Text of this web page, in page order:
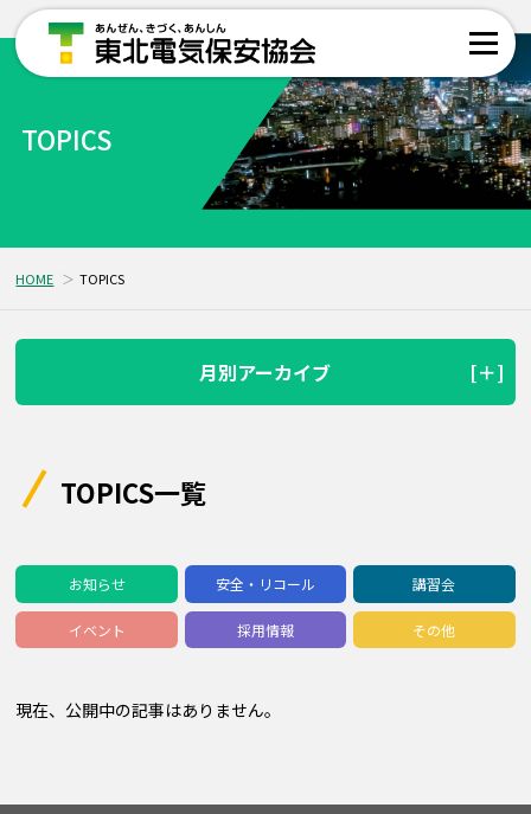
TOPICS
HOME TOPICS
月別アーカイブ
TOPICS一覧
お知らせ 安全・リコール 講習会
イベント 採用情報 その他
現在、公開中の記事はありません。